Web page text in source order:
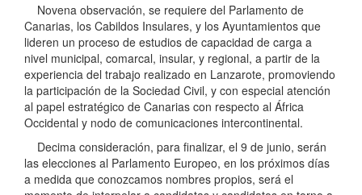
Novena observación, se requiere del Parlamento de
Canarias, los Cabildos Insulares, y los Ayuntamientos que
lideren un proceso de estudios de capacidad de carga a
nivel municipal, comarcal, insular, y regional, a partir de la
experiencia del trabajo realizado en Lanzarote, promoviendo
la participación de la Sociedad Civil, y con especial atención
al papel estratégico de Canarias con respecto al África
Occidental y nodo de comunicaciones intercontinental.
Decima consideración, para finalizar, el 9 de junio, serán
las elecciones al Parlamento Europeo, en los próximos días
a medida que conozcamos nombres propios, será el